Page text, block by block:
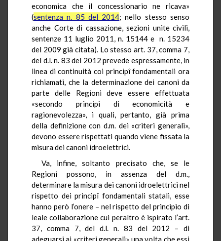
economica che il concessionario ne ricava»
(sentenza n. 85 del 2014; nello stesso senso
anche Corte di cassazione, sezioni unite civili,
sentenze 11 luglio 2011, n. 15144 e n. 15234
del 2009 già citata). Lo stesso art. 37, comma 7,
del d.l. n. 83 del 2012 prevede espressamente, in
linea di continuità coi principî fondamentali ora
richiamati, che la determinazione dei canoni da
parte delle Regioni deve essere effettuata
«secondo principi di economicità e
ragionevolezza», i quali, pertanto, già prima
della definizione con d.m. dei «criteri generali»,
devono essere rispettati quando viene fissata la
misura dei canoni idroelettrici.
Va, infine, soltanto precisato che, se le
Regioni possono, in assenza del d.m.,
determinare la misura dei canoni idroelettrici nel
rispetto dei principî fondamentali statali, esse
hanno però l’onere – nel rispetto del principio di
leale collaborazione cui peraltro è ispirato l’art.
37, comma 7, del d.l. n. 83 del 2012 – di
adeguarsi ai «criteri generali» una volta che essi